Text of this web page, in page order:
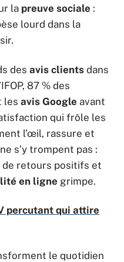
la preuve sociale :
lourd dans la
des avis clients dans
87 % des
les avis Google avant
qui frôle les
l’œil, rassure et
s’y trompent pas :
retours positifs et
en ligne grimpe.
percutant qui attire
le quotidien